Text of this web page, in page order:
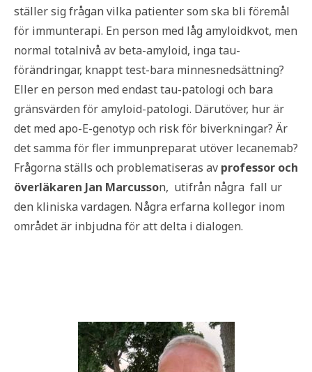
ställer sig frågan vilka patienter som ska bli föremål
för immunterapi. En person med låg amyloidkvot, men
normal totalnivå av beta-amyloid, inga tau-
förändringar, knappt test-bara minnesnedsättning?
Eller en person med endast tau-patologi och bara
gränsvärden för amyloid-patologi. Därutöver, hur är
det med apo-E-genotyp och risk för biverkningar? Är
det samma för fler immunpreparat utöver lecanemab?
Frågorna ställs och problematiseras av professor och
överläkaren Jan Marcusson, utifrån några fall ur
den kliniska vardagen. Några erfarna kollegor inom
området är inbjudna för att delta i dialogen.